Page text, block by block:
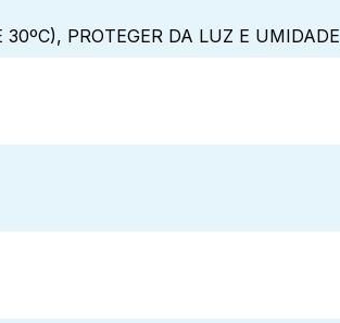
PROTEGER DA LUZ E UMIDADE